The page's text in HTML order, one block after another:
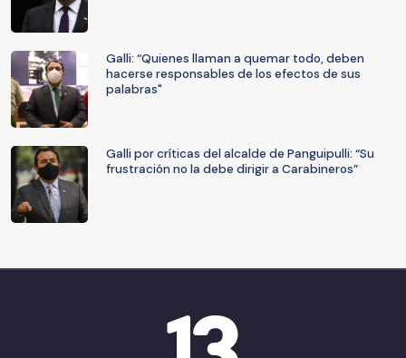
Galli: “Quienes llaman a quemar todo, deben
hacerse responsables de los efectos de sus
palabras"
Galli por críticas del alcalde de Panguipulli: “Su
frustración no la debe dirigir a Carabineros”